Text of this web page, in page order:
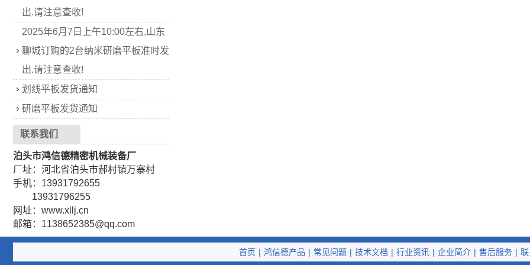
出.请注意查收!
2025年6月7日上午10:00左右,山东
聊城订购的2台纳米研磨平板准时发
出.请注意查收!
划线平板发货通知
研磨平板发货通知
联系我们
泊头市鸿信德精密机械装备厂
厂址：河北省泊头市郝村镇万寨村
手机：13931792655
13931796255
网址：www.xllj.cn
邮箱：1138652385@qq.com
首页 | 鸿信德产品 | 常见问题 | 技术文档 | 行业资讯 | 企业简介 | 售后服务 |